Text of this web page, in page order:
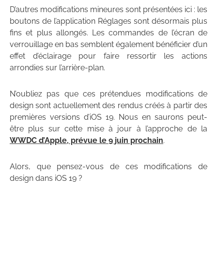
D’autres modifications mineures sont présentées ici : les
boutons de l’application Réglages sont désormais plus
fins et plus allongés. Les commandes de l’écran de
verrouillage en bas semblent également bénéficier d’un
effet d’éclairage pour faire ressortir les actions
arrondies sur l’arrière-plan.
N’oubliez pas que ces prétendues modifications de
design sont actuellement des rendus créés à partir des
premières versions d’iOS 19. Nous en saurons peut-
être plus sur cette mise à jour à l’approche de la
WWDC d’Apple, prévue le 9 juin prochain.
Alors, que pensez-vous de ces modifications de
design dans iOS 19 ?